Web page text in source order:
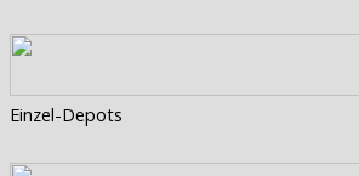
Einzel-Depots